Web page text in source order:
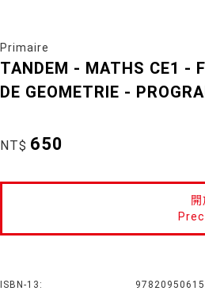
Primaire
TANDEM - MATHS CE1 -
DE GEOMETRIE -
NT$ 650
ISBN-13: